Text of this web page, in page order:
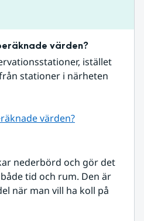
värden?
istället
stationer i närheten
värden?
nederbörd och gör det
tid och rum. Den är
när man vill ha koll på